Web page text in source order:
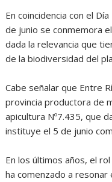
En coincidencia con el
de junio se conmemora
dada la relevancia que
de la biodiversidad del
Cabe señalar que Entre
provincia productora de
apicultura Nº7.435, que
instituye el 5 de junio
En los últimos años, el
ha comenzado a